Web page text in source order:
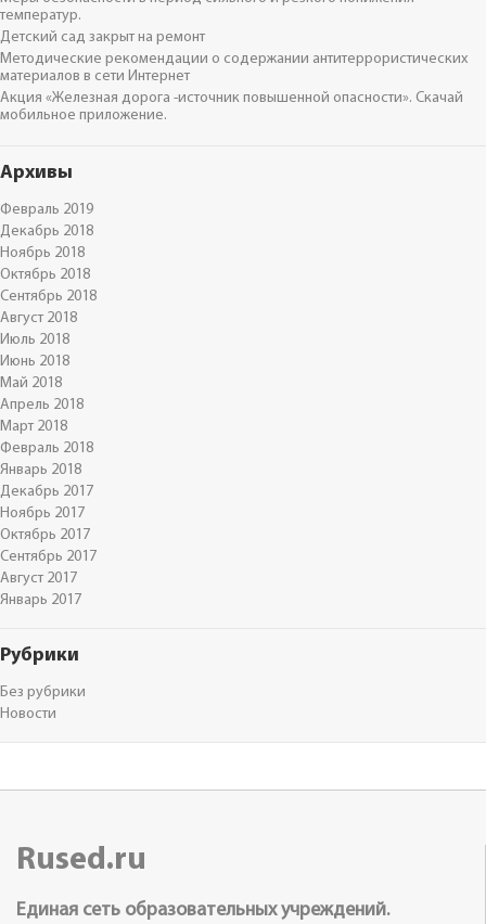
температур.
Детский сад закрыт на ремонт
Методические рекомендации о содержании антитеррористических
материалов в сети Интернет
Акция «Железная дорога -источник повышенной опасности». Скачай
мобильное приложение.
Архивы
Февраль 2019
Декабрь 2018
Ноябрь 2018
Октябрь 2018
Сентябрь 2018
Август 2018
Июль 2018
Июнь 2018
Май 2018
Апрель 2018
Март 2018
Февраль 2018
Январь 2018
Декабрь 2017
Ноябрь 2017
Октябрь 2017
Сентябрь 2017
Август 2017
Январь 2017
Рубрики
Без рубрики
Новости
Rused.ru
Единая сеть образовательных учреждений.